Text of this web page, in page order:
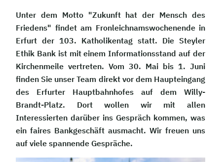
Unter dem Motto "Zukunft hat der Mensch des
Friedens" findet am Fronleichnamswochenende in
Erfurt der 103. Katholikentag statt. Die Steyler
Ethik Bank ist mit einem Informationsstand auf der
Kirchenmeile vertreten. Vom 30. Mai bis 1. Juni
finden Sie unser Team direkt vor dem Haupteingang
des Erfurter Hauptbahnhofes auf dem Willy-
Brandt-Platz. Dort wollen wir mit allen
Interessierten darüber ins Gespräch kommen, was
ein faires Bankgeschäft ausmacht. Wir freuen uns
auf viele spannende Gespräche.